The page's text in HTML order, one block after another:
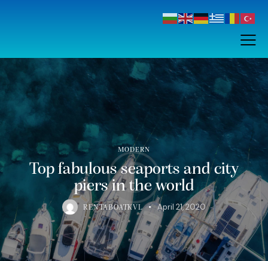
MODERN
Top fabulous seaports and city
piers in the world
RENTABOATKVL April 21, 2020